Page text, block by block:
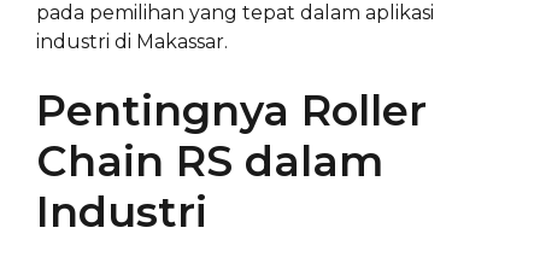
pada pemilihan yang tepat dalam aplikasi
industri di Makassar.
Pentingnya Roller
Chain RS dalam
Industri